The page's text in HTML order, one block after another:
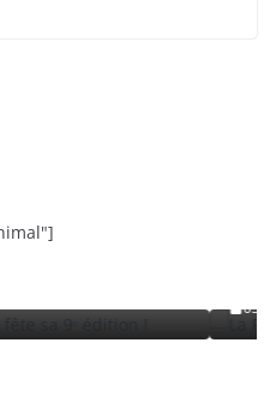
03/08/2026 presscat